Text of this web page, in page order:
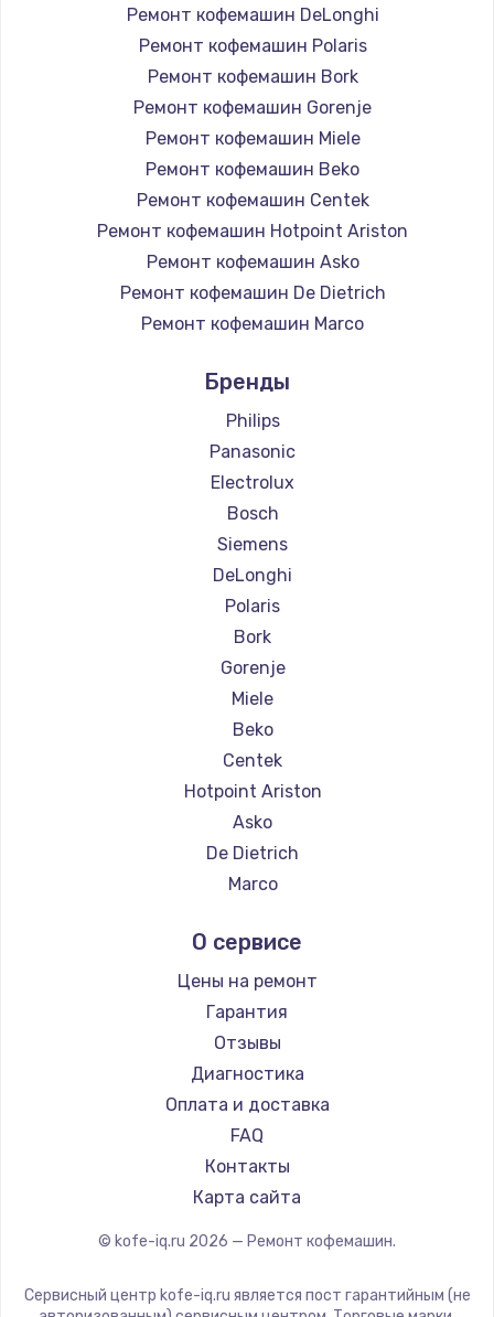
3900 руб.
Заказать
Замена HDMI
600 руб.
Заказать
Ремонт кофемашин DeLonghi
Ремонт кофемашин Polaris
Ремонт кофемашин Bork
Ремонт кофемашин Gorenje
Ремонт кофемашин Miele
Ремонт кофемашин Beko
Ремонт кофемашин Centek
Ремонт кофемашин Hotpoint Ariston
Ремонт кофемашин Asko
Ремонт кофемашин De Dietrich
Ремонт кофемашин Marco
Ремонт кофемашин Jura
Ремонт кофемашин Olympia
Ремонт кофемашин Saeco
Ремонт кофемашин La Cimbali
Ремонт кофемашин WMF
Ремонт кофемашин Yamaguchi
Ремонт кофемашин Nivona
Ремонт кофемашин Astoria
Ремонт кофемашин JVC
Ремонт кофемашин Ariston
Ремонт кофемашин Grundig
Ремонт кофемашин ROCKET MOZZAFIATO
Ремонт кофемашин Vivitek
Ремонт кофемашин Thomson
Ремонт кофемашин Hisense
Ремонт кофемашин DELTA
Ремонт кофемашин Tefal
Ремонт кофемашин RED solution
Ремонт кофемашин Bravilor Bonamat
Ремонт кофемашин Vard
Ремонт кофемашин Tuvio
Ремонт кофемашин Carrera
Ремонт кофемашин Supra
Бренды
Philips
Panasonic
Electrolux
Bosch
Siemens
DeLonghi
Polaris
Bork
Gorenje
Miele
Beko
Centek
Hotpoint Ariston
Asko
De Dietrich
Marco
Jura
Olympia
Saeco
La Cimbali
WMF
Yamaguchi
Nivona
Astoria
JVC
ROCKET MOZZAFIATO
О сервисе
Цены на ремонт
Гарантия
Отзывы
Диагностика
Оплата и доставка
FAQ
Контакты
Карта сайта
© kofe-iq.ru 2026 — Ремонт кофемашин.
Сервисный центр kofe-iq.ru является пост гарантийным (не